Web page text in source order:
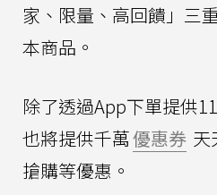
家、限量、高回饋」三
本商品。
除了透過App下單提供
也將提供千萬優惠券 天
搶購等優惠。